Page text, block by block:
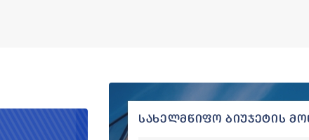
სახელმწიფო ბიუჯეტის